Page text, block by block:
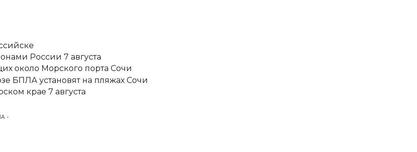
России 7 августа
около Морского порта Сочи
БПЛА установят на пляжах Сочи
крае 7 августа
-